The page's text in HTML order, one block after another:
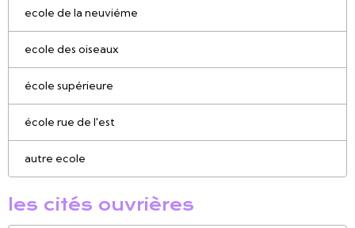
ecole de la neuviéme
ecole des oiseaux
école supérieure
école rue de l'est
autre ecole
les cités ouvrières